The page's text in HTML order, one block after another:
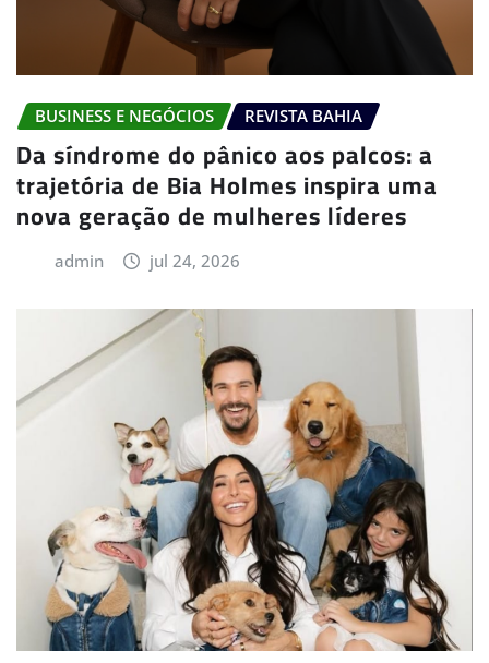
BUSINESS E NEGÓCIOS REVISTA BAHIA
Da síndrome do pânico aos palcos: a
trajetória de Bia Holmes inspira uma
nova geração de mulheres líderes
admin jul 24, 2026